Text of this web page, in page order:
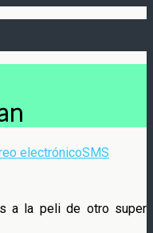
electrónicoSMS
a la peli de otro super